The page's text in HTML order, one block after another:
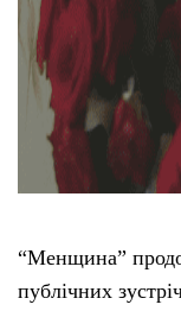
“Менщина”
публічних